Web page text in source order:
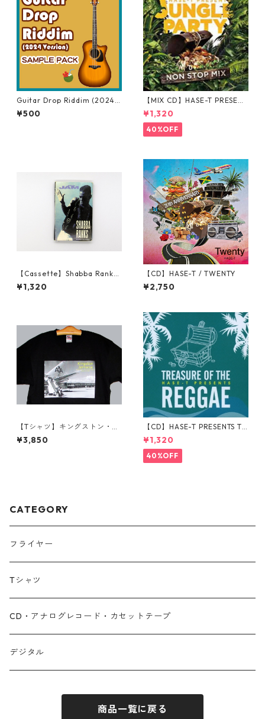
Guitar Drop Riddim (2024V
ersion) Sample Pack
¥500
【MIX CD】HASE-T PRESENT
S JUNGLE PARTY NONSTOP
MIX
¥1,320
40%OFF
【Cassette】Shabba Ranks
Featuring KRS-1 The Jam
¥1,320
【CD】HASE-T / TWENTY
¥2,750
【Tシャツ】キングストン・ノ
ーマン・マンレー国際空港シ
リーズ
¥3,850
【CD】HASE-T PRESENTS TR
EASURE OF THE REGGAE
¥1,320
40%OFF
CATEGORY
フライヤー
Tシャツ
CD・アナログレコード・カセットテープ
デジタル
商品一覧に戻る